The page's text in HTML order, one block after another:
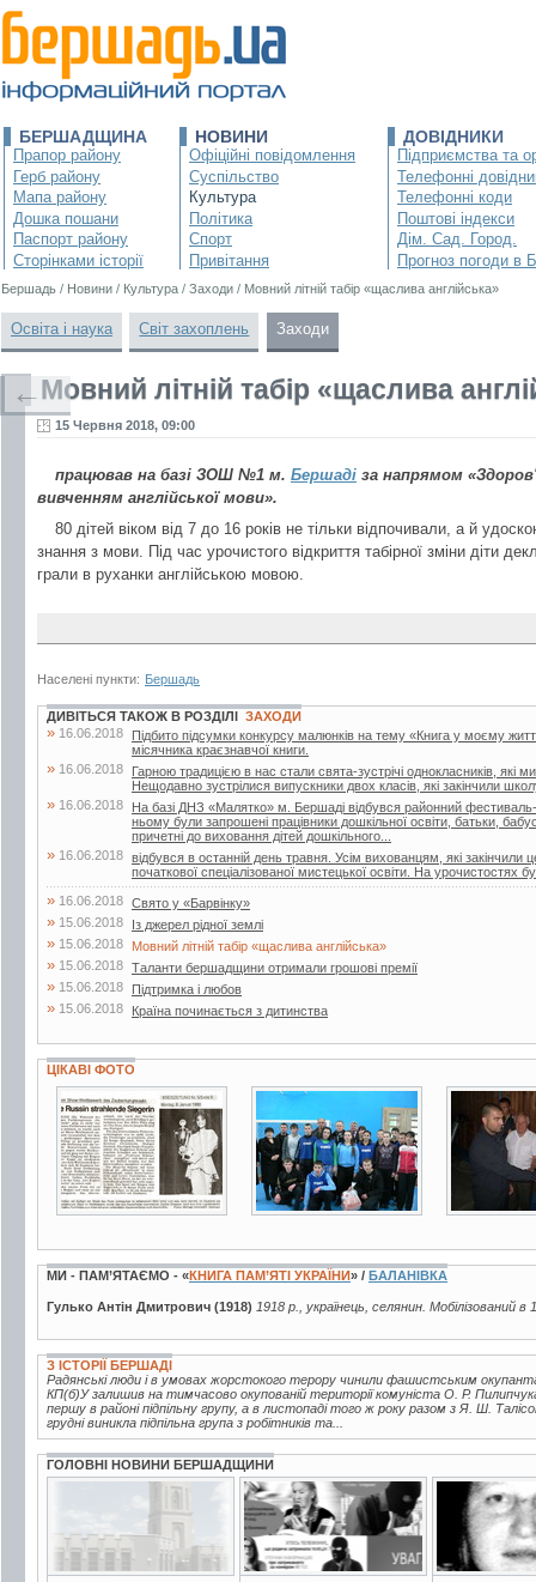
БЕРШАДЩИНА
Прапор району
Герб району
Мапа району
Дошка пошани
Паспорт району
Сторінками історії
НОВИНИ
Офіційні повідомлення
Суспільство
Культура
Політика
Спорт
Привітання
ДОВІДНИКИ
Підприємства та
Телефонні
Телефонні коди
Поштові індекси
Дім. Сад. Город.
Прогноз погоди в
Бершадь / Новини / Культура / Заходи / Мовний літній табір «щаслива англійська»
Освіта і наука Світ захоплень Заходи
Мовний літній табір «щаслива
15 Червня 2018, 09:00
працював на базі ЗОШ №1 м. Бершаді за напрямом
вивченням англійської мови».
80 дітей віком від 7 до 16 років не тільки відпочивали, а й
знання з мови. Під час урочистого відкриття табірної зміни діти
грали в руханки англійською мовою.
Населені пункти: Бершадь
←
ДИВІТЬСЯ ТАКОЖ В РОЗДІЛІ ЗАХОДИ
» 16.06.2018
Підбито підсумки конкурсу малюнків на тему «Книга у моєму
місячника краєзнавчої книги.
» 16.06.2018
Гарною традицією в нас стали свята-зустрічі однокласників, які
Нещодавно зустрілися випускники двох класів, які закінчили
» 16.06.2018
На базі ДНЗ «Малятко» м. Бершаді відбувся районний
ньому були запрошені працівники дошкільної освіти, батьки,
причетні до виховання дітей дошкільного...
» 16.06.2018 відбувся в останній день травня. Усім вихованцям, які
початкової спеціалізованої мистецької освіти. На урочистостях
» 16.06.2018 Свято у «Барвінку»
» 15.06.2018 Із джерел рідної землі
» 15.06.2018 Мовний літній табір «щаслива англійська»
» 15.06.2018 Таланти бершадщини отримали грошові премії
» 15.06.2018 Підтримка і любов
» 15.06.2018 Країна починається з дитинства
ЦІКАВІ ФОТО
20 фото 3 фото
МИ - ПАМ’ЯТАЄМО - «КНИГА ПАМ’ЯТІ УКРАЇНИ» / БАЛАНІВКА
Гулько Антін Дмитрович (1918) 1918 р., українець, селянин. Мобілізований
З ІСТОРІЇ БЕРШАДІ
Радянські люди і в умовах жорстокого терору чинили фашистським
КП(б)У залишив на тимчасово окупованій території комуніста О. Р.
першу в районі підпільну групу, а в листопаді того ж року разом з Я. Ш.
грудні виникла підпільна група з робітників та...
ГОЛОВНІ НОВИНИ БЕРШАДЩИНИ